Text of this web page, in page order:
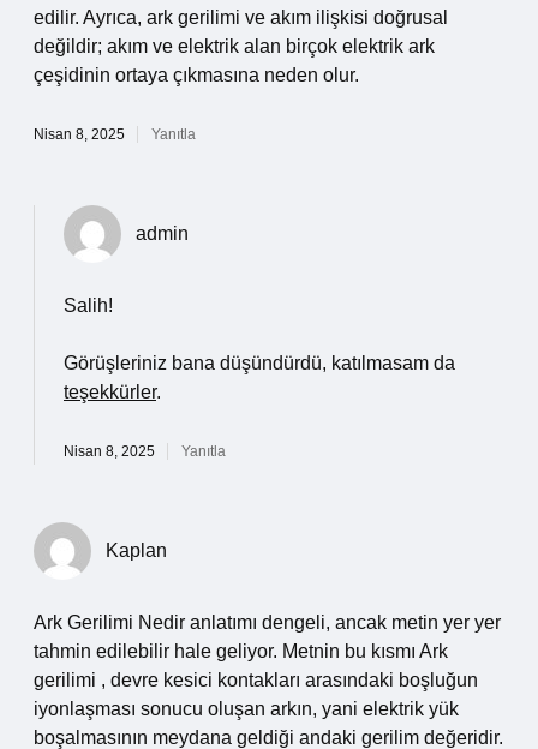
edilir. Ayrıca, ark gerilimi ve akım ilişkisi doğrusal
değildir; akım ve elektrik alan birçok elektrik ark
çeşidinin ortaya çıkmasına neden olur.
Nisan 8, 2025 Yanıtla
admin
Salih!
Görüşleriniz bana düşündürdü, katılmasam da
teşekkürler.
Nisan 8, 2025 Yanıtla
Kaplan
Ark Gerilimi Nedir anlatımı dengeli, ancak metin yer yer
tahmin edilebilir hale geliyor. Metnin bu kısmı Ark
gerilimi , devre kesici kontakları arasındaki boşluğun
iyonlaşması sonucu oluşan arkın, yani elektrik yük
boşalmasının meydana geldiği andaki gerilim değeridir.